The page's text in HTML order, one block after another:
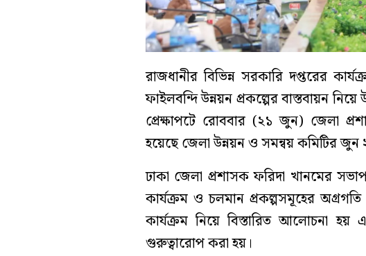
রাজধানীর বিভিন্ন সরকারি দপ্তরের
ফাইলবন্দি উন্নয়ন প্রকল্পের বাস্তবায়ন
প্রেক্ষাপটে রোববার (২১ জুন) জেলা
হয়েছে জেলা উন্নয়ন ও সমন্বয় কমিটির
ঢাকা জেলা প্রশাসক ফরিদা খানমের
কার্যক্রম ও চলমান প্রকল্পসমূহের অগ্রগতি
কার্যক্রম নিয়ে বিস্তারিত আলোচনা হয়
গুরুত্বারোপ করা হয়।